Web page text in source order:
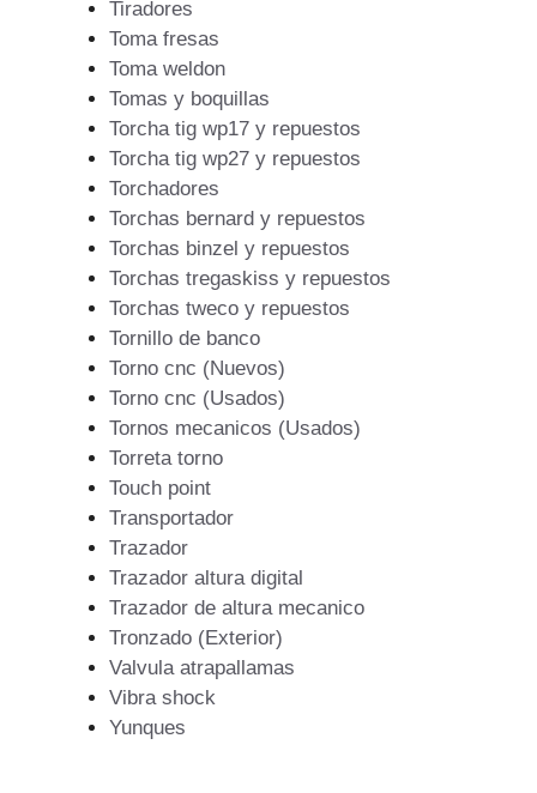
Tiradores
Toma fresas
Toma weldon
Tomas y boquillas
Torcha tig wp17 y repuestos
Torcha tig wp27 y repuestos
Torchadores
Torchas bernard y repuestos
Torchas binzel y repuestos
Torchas tregaskiss y repuestos
Torchas tweco y repuestos
Tornillo de banco
Torno cnc (Nuevos)
Torno cnc (Usados)
Tornos mecanicos (Usados)
Torreta torno
Touch point
Transportador
Trazador
Trazador altura digital
Trazador de altura mecanico
Tronzado (Exterior)
Valvula atrapallamas
Vibra shock
Yunques